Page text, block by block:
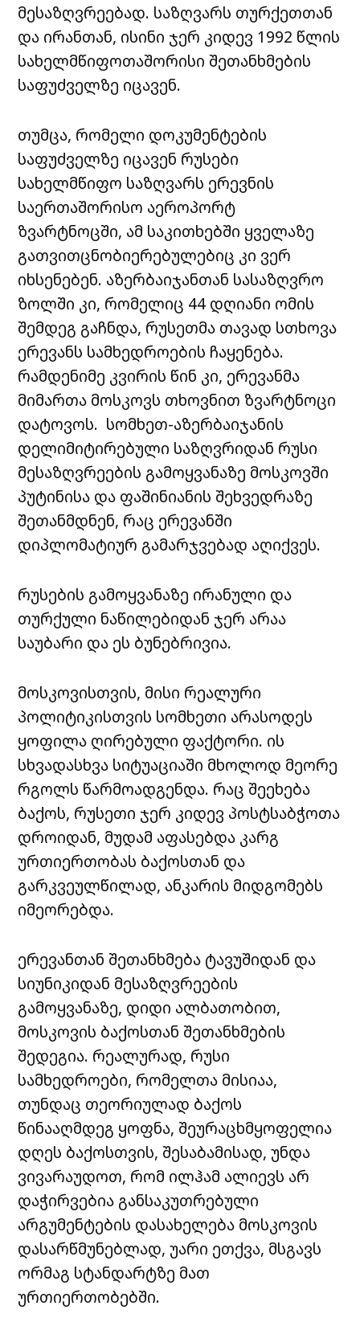
მესაზღვრეებად. საზღვარს თურქეთთან
და ირანთან, ისინი ჯერ კიდევ 1992 წლის
სახელმწიფოთაშორისი შეთანხმების
საფუძველზე იცავენ.
თუმცა, რომელი დოკუმენტების
საფუძველზე იცავენ რუსები
სახელმწიფო საზღვარს ერევნის
საერთაშორისო აეროპორტ
ზვარტნოცში, ამ საკითხებში ყველაზე
გათვითცნობიერებულებიც კი ვერ
იხსენებენ. აზერბაიჯანთან სასაზღვრო
ზოლში კი, რომელიც 44 დღიანი ომის
შემდეგ გაჩნდა, რუსეთმა თავად სთხოვა
ერევანს სამხედროების ჩაყენება.
რამდენიმე კვირის წინ კი, ერევანმა
მიმართა მოსკოვს თხოვნით ზვარტნოცი
დატოვოს. სომხეთ-აზერბაიჯანის
დელიმიტირებული საზღვრიდან რუსი
მესაზღვრეების გამოყვანაზე მოსკოვში
პუტინისა და ფაშინიანის შეხვედრაზე
შეთანმდნენ, რაც ერევანში
დიპლომატიურ გამარჯვებად აღიქვეს.
რუსების გამოყვანაზე ირანული და
თურქული ნაწილებიდან ჯერ არაა
საუბარი და ეს ბუნებრივია.
მოსკოვისთვის, მისი რეალური
პოლიტიკისთვის სომხეთი არასოდეს
ყოფილა ღირებული ფაქტორი. ის
სხვადასხვა სიტუაციაში მხოლოდ მეორე
რგოლს წარმოადგენდა. რაც შეეხება
ბაქოს, რუსეთი ჯერ კიდევ პოსტსაბჭოთა
დროიდან, მუდამ აფასებდა კარგ
ურთიერთობას ბაქოსთან და
გარკვეულწილად, ანკარის მიდგომებს
იმეორებდა.
ერევანთან შეთანხმება ტავუშიდან და
სიუნიკიდან მესაზღვრეების
გამოყვანაზე, დიდი ალბათობით,
მოსკოვის ბაქოსთან შეთანხმების
შედეგია. რეალურად, რუსი
სამხედროები, რომელთა მისიაა,
თუნდაც თეორიულად ბაქოს
წინააღმდეგ ყოფნა, შეურაცხმყოფელია
დღეს ბაქოსთვის, შესაბამისად, უნდა
ვივარაუდოთ, რომ ილჰამ ალიევს არ
დაჭირვებია განსაკუთრებული
არგუმენტების დასახელება მოსკოვის
დასარწმუნებლად, უარი ეთქვა, მსგავს
ორმაგ სტანდარტზე მათ
ურთიერთობებში.